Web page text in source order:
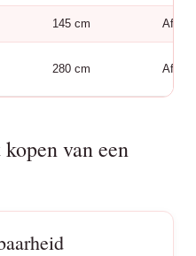
145 cm
280 cm
van een